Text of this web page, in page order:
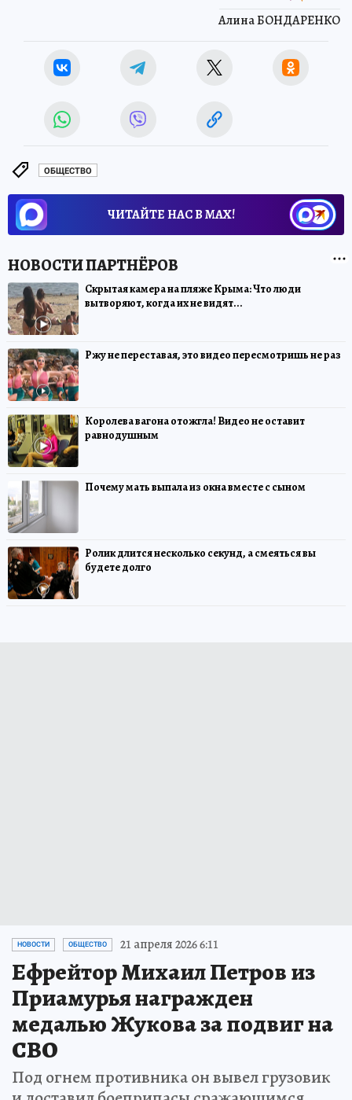
Алина БОНДАРЕНКО
ОБЩЕСТВО
ЧИТАЙТЕ НАС В МАХ!
Скрытая камера на пляже Крыма: Что люди
вытворяют, когда их не видят...
Ржу не переставая, это видео пересмотришь не раз
Королева вагона отожгла! Видео не оставит
равнодушным
Почему мать выпала из окна вместе с сыном
Ролик длится несколько секунд, а смеяться вы
будете долго
НОВОСТИ ОБЩЕСТВО 21 апреля 2026 6:11
Ефрейтор Михаил Петров из
Приамурья награжден
медалью Жукова за подвиг на
СВО
Под огнем противника он вывел грузовик